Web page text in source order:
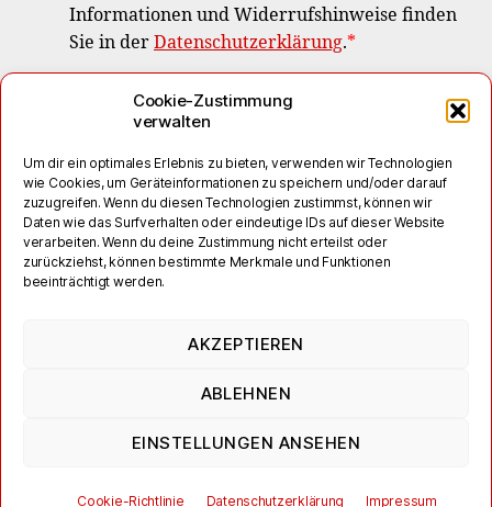
Cookie-Zustimmung
verwalten
Um dir ein optimales Erlebnis zu bieten, verwenden wir Technologien
wie Cookies, um Geräteinformationen zu speichern und/oder darauf
zuzugreifen. Wenn du diesen Technologien zustimmst, können wir
Daten wie das Surfverhalten oder eindeutige IDs auf dieser Website
verarbeiten. Wenn du deine Zustimmung nicht erteilst oder
zurückziehst, können bestimmte Merkmale und Funktionen
beeinträchtigt werden.
AKZEPTIEREN
ABLEHNEN
EINSTELLUNGEN ANSEHEN
Cookie-Richtlinie Datenschutzerklärung Impressum
Informationen und Widerrufshinweise finden
Sie in der Datenschutzerklärung.*
*erforderliches Feld
Datenschutzerklärung
Cookie-Richtlinie (EU)